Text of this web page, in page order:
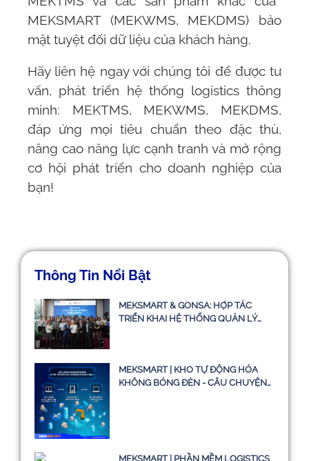
MEKSMART(MEKWMS, MEKDMS) bảo
mật tuyệt đối dữ liệu của khách hàng.
Hãy liên hệ ngay với chúng tôi để được tư
vấn, phát triển hệ thống logistics thông
minh: MEKTMS, MEKWMS, MEKDMS,
đáp ứng mọi tiêu chuẩn theo đặc thù,
nâng cao năng lực cạnh tranh và mở rộng
cơ hội phát triển cho doanh nghiệp của
bạn!
Thông Tin Nổi Bật
MEKSMART & GONSA: HỢP TÁC
TRIỂN KHAI HỆ THỐNG QUẢN LÝ
MEKSMART | KHO TỰ ĐỘNG HÓA
KHÔNG BÓNG ĐÈN - CÂU CHUYỆN
MEKSMART | PHẦN MỀM LOGISTICS